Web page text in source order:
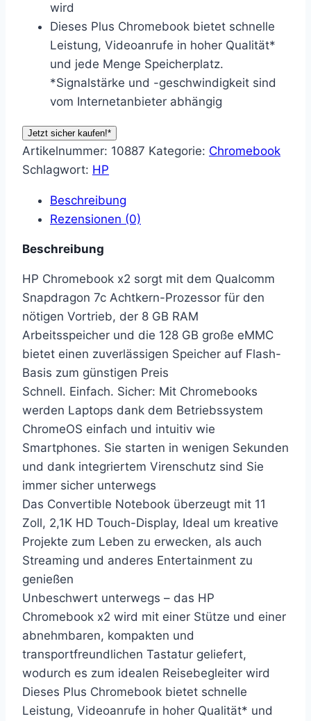
wird
Dieses Plus Chromebook bietet schnelle
Leistung, Videoanrufe in hoher Qualität*
und jede Menge Speicherplatz.
*Signalstärke und -geschwindigkeit sind
vom Internetanbieter abhängig
Jetzt sicher kaufen!*
Artikelnummer: 10887 Kategorie: Chromebook
Schlagwort: HP
Beschreibung
Rezensionen (0)
Beschreibung
HP Chromebook x2 sorgt mit dem Qualcomm
Snapdragon 7c Achtkern-Prozessor für den
nötigen Vortrieb, der 8 GB RAM
Arbeitsspeicher und die 128 GB große eMMC
bietet einen zuverlässigen Speicher auf Flash-
Basis zum günstigen Preis
Schnell. Einfach. Sicher: Mit Chromebooks
werden Laptops dank dem Betriebssystem
ChromeOS einfach und intuitiv wie
Smartphones. Sie starten in wenigen Sekunden
und dank integriertem Virenschutz sind Sie
immer sicher unterwegs
Das Convertible Notebook überzeugt mit 11
Zoll, 2,1K HD Touch-Display, Ideal um kreative
Projekte zum Leben zu erwecken, als auch
Streaming und anderes Entertainment zu
genießen
Unbeschwert unterwegs – das HP
Chromebook x2 wird mit einer Stütze und einer
abnehmbaren, kompakten und
transportfreundlichen Tastatur geliefert,
wodurch es zum idealen Reisebegleiter wird
Dieses Plus Chromebook bietet schnelle
Leistung, Videoanrufe in hoher Qualität* und